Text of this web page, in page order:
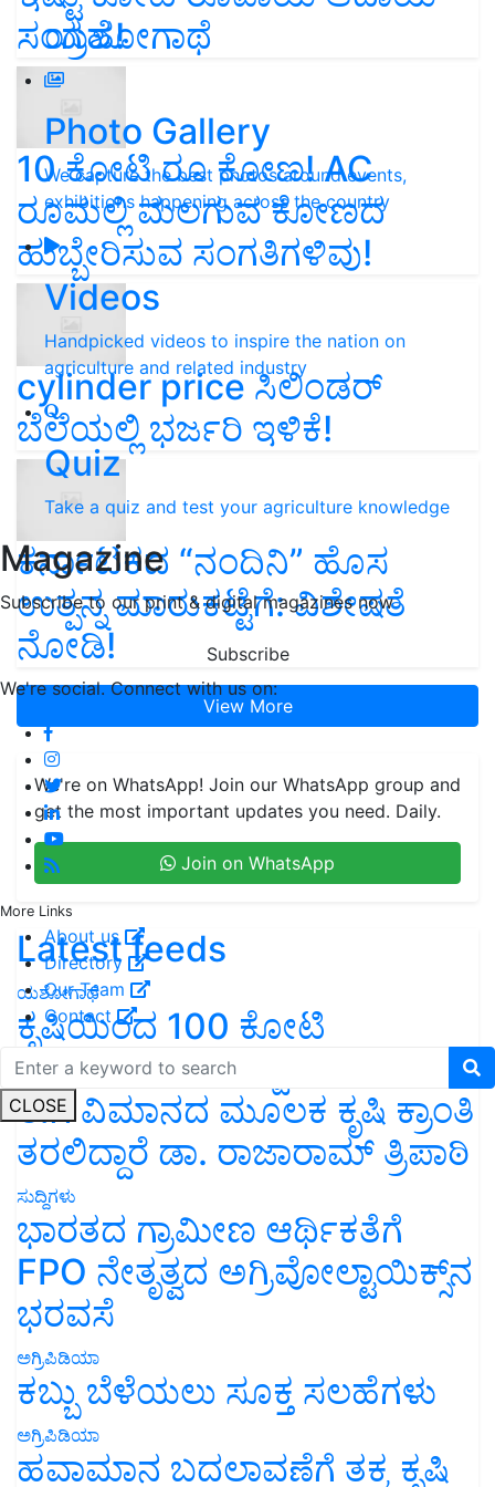
ಯಶೋಗಾಥೆ
Photo Gallery
We capture the best photos around events,
exhibitions happening across the country
Videos
Handpicked videos to inspire the nation on
agriculture and related industry
Quiz
Take a quiz and test your agriculture knowledge
Magazine
Subscribe to our print & digital magazines now
Subscribe
We're social. Connect with us on:
More Links
About us
Directory
Our Team
Contact
CLOSE
ಸಂಗ್ರಹ!
10 ಕೋಟಿ ರೂ ಕೋಣ! AC
ರೂಮಲ್ಲಿ ಮಲಗುವ ಕೋಣದ
ಹುಬ್ಬೇರಿಸುವ ಸಂಗತಿಗಳಿವು!
cylinder price ಸಿಲಿಂಡರ್‌
ಬೆಲೆಯಲ್ಲಿ ಭರ್ಜರಿ ಇಳಿಕೆ!
ಕರ್ನಾಟಕದ “ನಂದಿನಿ” ಹೊಸ
ಉತ್ಪನ್ನ ಮಾರುಕಟ್ಟೆಗೆ: ವಿಶೇಷತೆ
ನೋಡಿ!
View More
We're on WhatsApp! Join our WhatsApp group and
get the most important updates you need. Daily.
Join on WhatsApp
Latest feeds
ಯಶೋಗಾಥೆ
ಕೃಷಿಯಿಂದ 100 ಕೋಟಿ
ವಹಿವಾಟು: ಹೆಲಿಕಾಪ್ಟರ್ ನಂತರ
ಈಗ ವಿಮಾನದ ಮೂಲಕ ಕೃಷಿ ಕ್ರಾಂತಿ
ತರಲಿದ್ದಾರೆ ಡಾ. ರಾಜಾರಾಮ್ ತ್ರಿಪಾಠಿ
ಸುದ್ದಿಗಳು
ಭಾರತದ ಗ್ರಾಮೀಣ ಆರ್ಥಿಕತೆಗೆ
FPO ನೇತೃತ್ವದ ಅಗ್ರಿವೋಲ್ಟಾಯಿಕ್ಸ್‌ನ
ಭರವಸೆ
ಅಗ್ರಿಪಿಡಿಯಾ
ಕಬ್ಬು ಬೆಳೆಯಲು ಸೂಕ್ತ ಸಲಹೆಗಳು
ಅಗ್ರಿಪಿಡಿಯಾ
ಹವಾಮಾನ ಬದಲಾವಣೆಗೆ ತಕ್ಕ ಕೃಷಿ